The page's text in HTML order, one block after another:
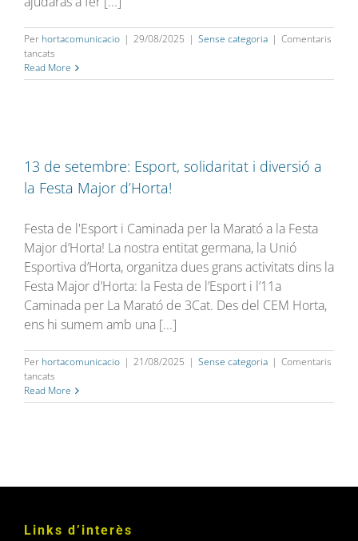
Per hortacomunicacio | 29/08/2025 | Sense categoria | Comentaris
tancats
Festa
Major:
Read More
13 de setembre: Esport, solidaritat i diversió a
la Festa Major d’Horta!
Festa de l'Esport i Caminada per la Marató a la Festa
Major d’Horta! La nostra entitat germana, la Unió
Esportiva d’Horta, organitza dues grans activitats dins la
Festa Major d’Horta: la Festa de l’Esport i l’11a
Caminada per La Marató de 3Cat. Des del CEM Horta,
ens hi sumem amb una [...]
Per hortacomunicacio | 21/08/2025 | Sense categoria | Comentaris
tancats
13
de
a
Major
Read More
Links d’interès